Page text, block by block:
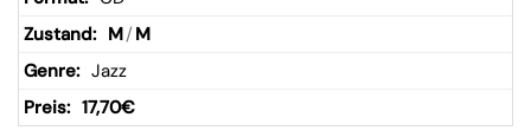
M/ M
Jazz
17,70€